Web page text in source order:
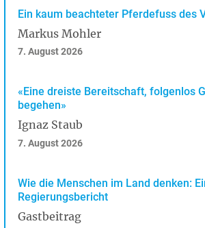
Ein kaum beachteter Pferdefuss des
Markus Mohler
7. August 2026
«Eine dreiste Bereitschaft, folgenlos
begehen»
Ignaz Staub
7. August 2026
Wie die Menschen im Land denken:
Regierungsbericht
Gastbeitrag